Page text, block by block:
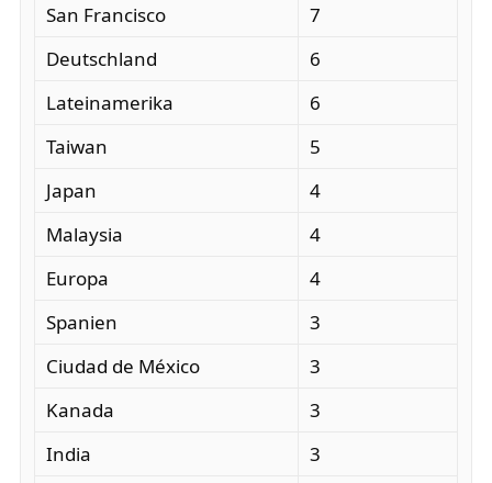
San Francisco
7
Deutschland
6
Lateinamerika
6
Taiwan
5
Japan
4
Malaysia
4
Europa
4
Spanien
3
Ciudad de México
3
Kanada
3
India
3